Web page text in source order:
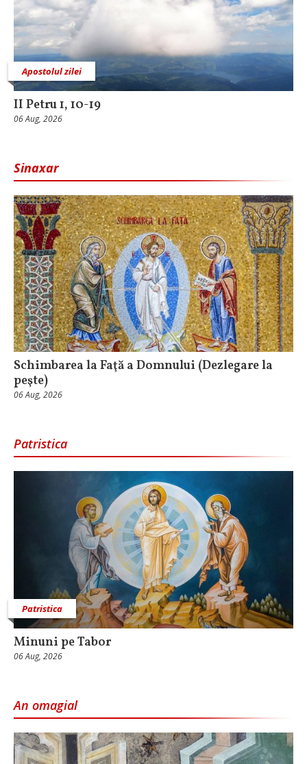
Apostolul zilei
II Petru 1, 10-19
06 Aug, 2026
Sinaxar
Schimbarea la Faţă a Domnului (Dezlegare la
peşte)
06 Aug, 2026
Patristica
Patristica
Minuni pe Tabor
06 Aug, 2026
An omagial